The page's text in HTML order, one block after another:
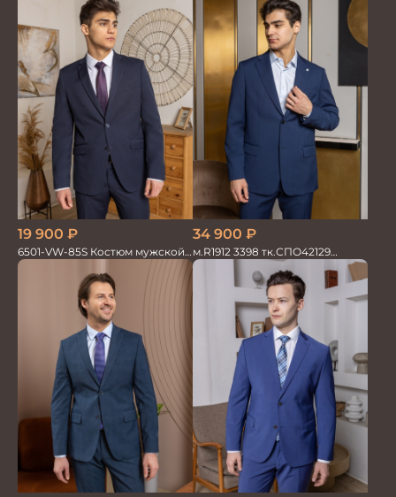
19 900 ₽
6501-VW-85S Костюм мужской
двойка
34 900 ₽
м.R1912 3398 тк.СПО42129
Костюм мужской